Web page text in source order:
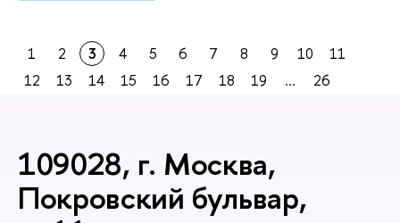
1 2 3 4 5 6 7 8 9 10
11
12
13 14 15 16 17 18 19 ... 26
109028, г. Москва,
Покровский бульвар,